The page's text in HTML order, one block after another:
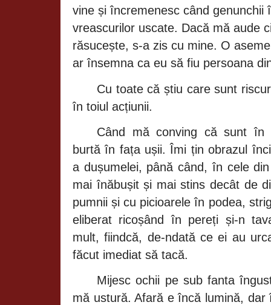
vine și încremenesc când genunchii
vreascurilor uscate. Dacă mă aude
răsucește, s-a zis cu mine. O
arînsemna ca eu să fiu persoana
Cu toatecă știu care sunt
în toiul acțiunii.
Când măconving căsuntîn
burtă în fața ușii. Îmi ținobrazul
a dușumelei, până când, în cele
maiînăbușit și mai stinsdecât de
pumniișicu picioareleîn podea,
eliberat ricoșând în pereți și-n
mult,fiindcă, de-ndată ce ei au
făcut imediat să tacă.
Mijesc ochii pe sub fanta
mă ustură. Afară eîncă lumină, dar